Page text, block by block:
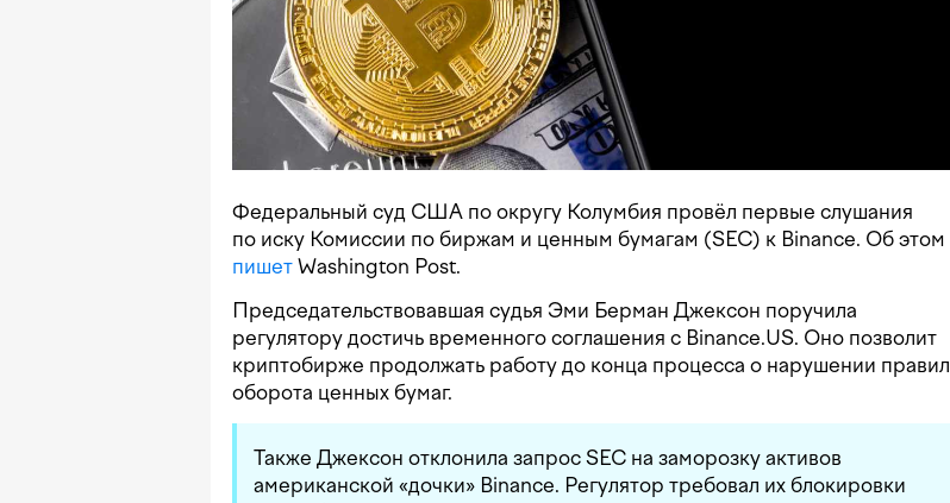
Федеральный суд США по округу Колумбия провёл первые слушания
по иску Комиссии по биржам и ценным бумагам (SEC) к Binance. Об этом
пишет Washington Post.
Председательствовавшая судья Эми Берман Джексон поручила
регулятору достичь временного соглашения с Binance.US. Оно позволит
криптобирже продолжать работу до конца процесса о нарушении правил
оборота ценных бумаг.
Также Джексон отклонила запрос SEC на заморозку активов
американской «дочки» Binance. Регулятор требовал их блокировки